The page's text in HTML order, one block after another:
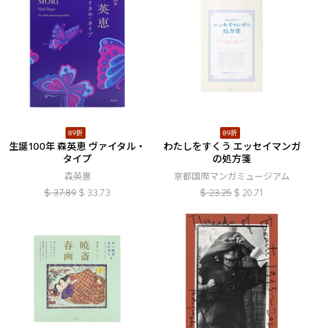
89折
生誕100年 森英恵 ヴァイタル・
タイプ
森英惠
$ 37.89 $ 33.73
89折
わたしをすくう エッセイマンガ
の処方箋
京都国際マンガミュージアム
$ 23.25 $ 20.71